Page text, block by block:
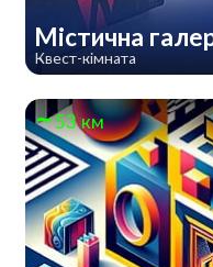
Містична
Квест-кімната
53 км